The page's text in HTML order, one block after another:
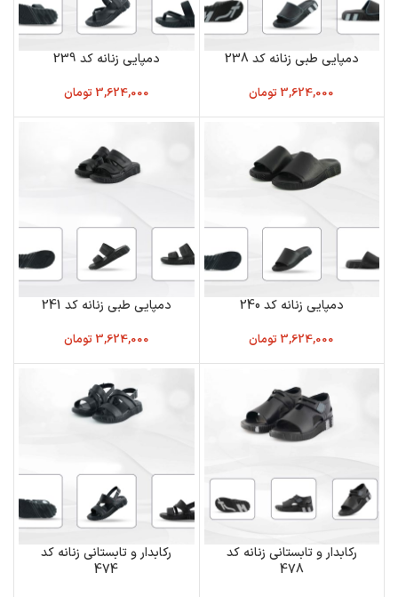
دمپایی طبی زنانه کد 238
3,624,000 تومان
دمپایی زنانه کد 239
3,624,000 تومان
دمپایی زنانه کد 240
3,624,000 تومان
دمپایی طبی زنانه کد 241
3,624,000 تومان
رکابدار و تابستانی زنانه کد
478
رکابدار و تابستانی زنانه کد
474